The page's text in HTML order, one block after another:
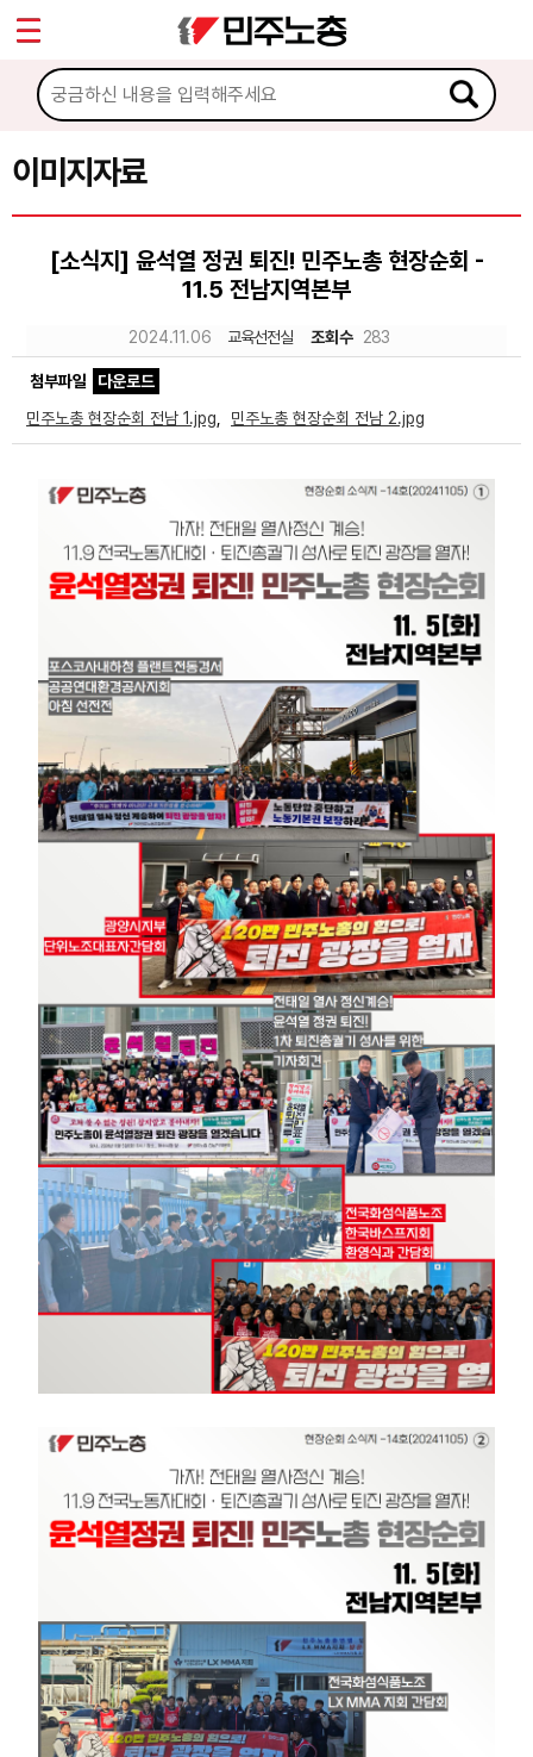
이미지자료
[소식지] 윤석열 정권 퇴진! 민주노총 현장순회 -
11.5 전남지역본부
2024.11.06 교육선전실 조회수 283
첨부파일
다운로드
민주노총 현장순회 전남 1.jpg
민주노총 현장순회 전남 2.jpg
마이페이지
소개
소식
문서자료
이미지자료
카드뉴스
부설기관
Sketchbook5, 스케치북5
Sketchbook5, 스케치북5